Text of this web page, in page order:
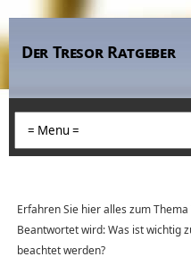
Der Tresor Ratgeber
Erfahren Sie hier alles zum
Beantwortet wird: Was ist wichtig
beachtet werden?